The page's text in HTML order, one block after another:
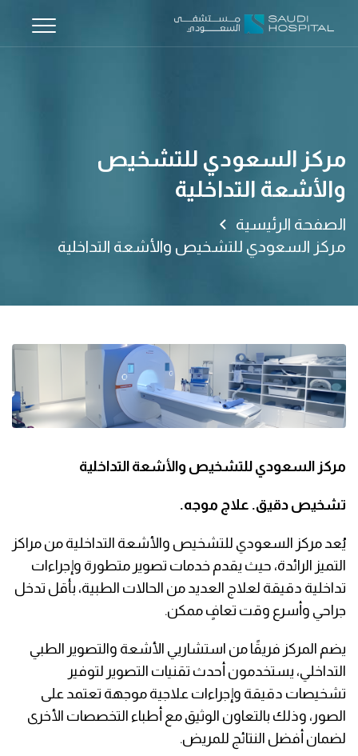
مركز السعودي للتشخيص
والأشعة التداخلية
الصفحة الرئيسية
مركز السعودي للتشخيص والأشعة التداخلية
مركز السعودي للتشخيص والأشعة التداخلية
تشخيص دقيق. علاج موجه.
يُعد مركز السعودي للتشخيص والأشعة التداخلية من مراكز
التميز الرائدة، حيث يقدم خدمات تصوير متطورة وإجراءات
تداخلية دقيقة لعلاج العديد من الحالات الطبية، بأقل تدخل
جراحي وأسرع وقت تعافٍ ممكن.
يضم المركز فريقًا من استشاريي الأشعة والتصوير الطبي
التداخلي، يستخدمون أحدث تقنيات التصوير لتوفير
تشخيصات دقيقة وإجراءات علاجية موجهة تعتمد على
الصور، وذلك بالتعاون الوثيق مع أطباء التخصصات الأخرى
لضمان أفضل النتائج للمريض.